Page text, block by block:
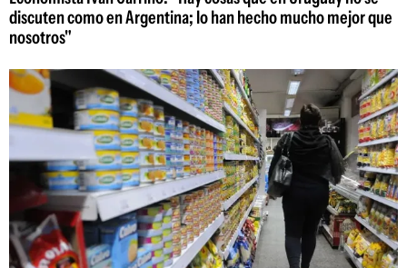
discuten como en Argentina; lo han hecho mucho mejor que
nosotros"